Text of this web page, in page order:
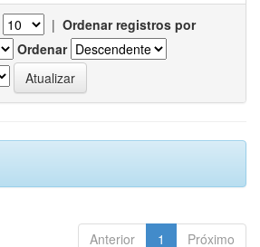
| Ordenar registros por
Ordenar
Anterior 1 Próximo